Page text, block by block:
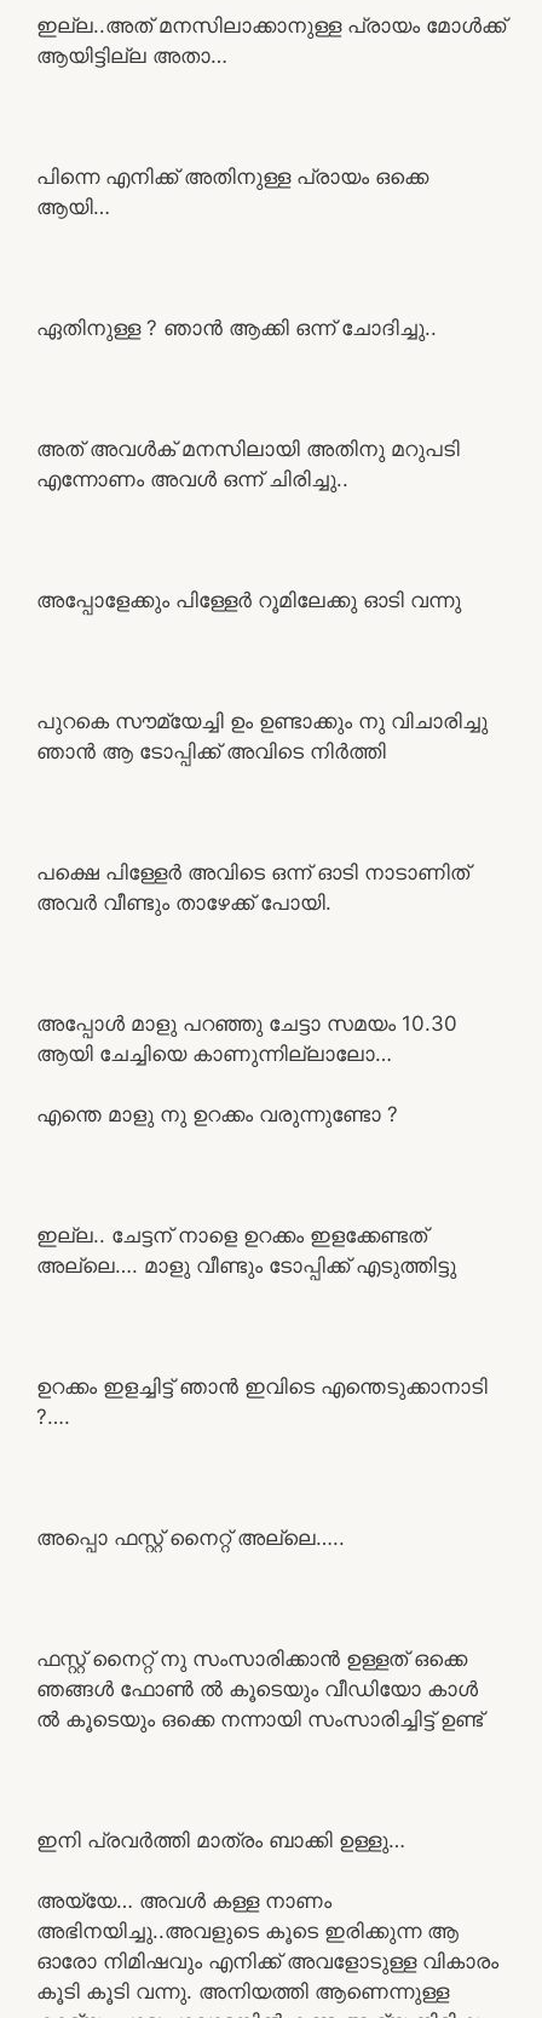
ഇല്ല..അത് മനസിലാക്കാനുള്ള പ്രായം മോൾക്ക്
ആയിട്ടില്ല അതാ…
പിന്നെ എനിക്ക് അതിനുള്ള പ്രായം ഒക്കെ
ആയി…
ഏതിനുള്ള ? ഞാൻ ആക്കി ഒന്ന് ചോദിച്ചു..
അത് അവൾക് മനസിലായി അതിനു മറുപടി
എന്നോണം അവൾ ഒന്ന് ചിരിച്ചു..
അപ്പോളേക്കും പിള്ളേർ റൂമിലേക്കു ഓടി വന്നു
പുറകെ സൗമ്യേച്ചി ഉം ഉണ്ടാക്കും നു വിചാരിച്ചു
ഞാൻ ആ ടോപ്പിക്ക് അവിടെ നിർത്തി
പക്ഷെ പിള്ളേർ അവിടെ ഒന്ന് ഓടി നാടാണിത്
അവർ വീണ്ടും താഴേക്ക് പോയി.
അപ്പോൾ മാളു പറഞ്ഞു ചേട്ടാ സമയം 10.30
ആയി ചേച്ചിയെ കാണുന്നില്ലാലോ…
എന്തെ മാളു നു ഉറക്കം വരുന്നുണ്ടോ ?
ഇല്ല.. ചേട്ടന് നാളെ ഉറക്കം ഇളക്കേണ്ടത്
അല്ലെ…. മാളു വീണ്ടും ടോപ്പിക്ക് എടുത്തിട്ടു
ഉറക്കം ഇളച്ചിട്ട് ഞാൻ ഇവിടെ എന്തെടുക്കാനാടി
?….
അപ്പൊ ഫസ്റ്റ് നൈറ്റ് അല്ലെ…..
ഫസ്റ്റ് നൈറ്റ് നു സംസാരിക്കാൻ ഉള്ളത് ഒക്കെ
ഞങ്ങൾ ഫോൺ ൽ കൂടെയും വീഡിയോ കാൾ
ൽ കൂടെയും ഒക്കെ നന്നായി സംസാരിച്ചിട്ട് ഉണ്ട്
ഇനി പ്രവർത്തി മാത്രം ബാക്കി ഉള്ളു…
അയ്യേ… അവൾ കള്ള നാണം
അഭിനയിച്ചു..അവളുടെ കൂടെ ഇരിക്കുന്ന ആ
ഓരോ നിമിഷവും എനിക്ക് അവളോടുള്ള വികാരം
കൂടി കൂടി വന്നു. അനിയത്തി ആണെന്നുള്ള